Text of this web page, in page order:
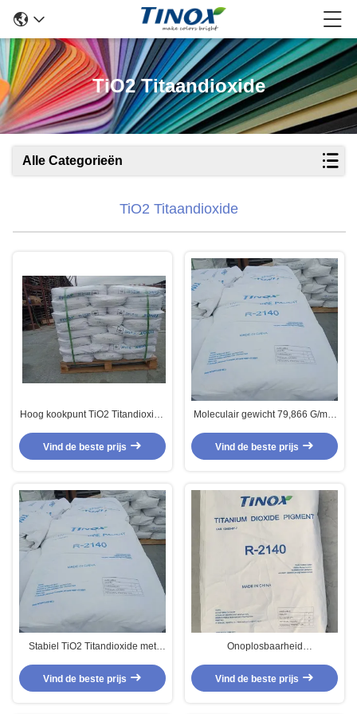
TiO2 Titaandioxide
Alle Categorieën
TiO2 Titaandioxide
Hoog kookpunt TiO2 Titandioxide
Vind de beste prijs
Moleculair gewicht 79,866 G/mol
titaniumdioxide
Vind de beste prijs
Stabiel TiO2 Titandioxide met
veelzijdigheid
Vind de beste prijs
Onoplosbaarheid
molische massa van 79,866
G/mol en hoog
Vind de beste prijs